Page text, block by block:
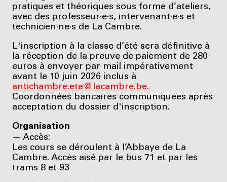
pratiques et théoriques sous forme d’ateliers,
avec des professeur·e·s, intervenant·e·s et
technicien·ne·s de La Cambre.
L'inscription à la classe d’été sera définitive à
la réception de la preuve de paiement de 280
euros à envoyer par mail impérativement
avant le 10 juin 2026 inclus à
antichambre.ete@lacambre.be.
Coordonnées bancaires communiquées après
acceptation du dossier d'inscription.
Organisation
— Accès:
Les cours se déroulent à l’Abbaye de La
Cambre. Accès aisé par le bus 71 et par les
trams 8 et 93